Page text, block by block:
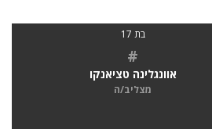
בת 17
#
אוונגלינה טציאנקו
מצליב/ה